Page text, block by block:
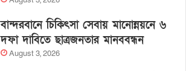
বান্দরবানে চিকিৎসা সেবায় মানোন্নয়নে ৬
দফা দাবিতে ছাত্রজনতার মানববন্ধন
August 3, 2026